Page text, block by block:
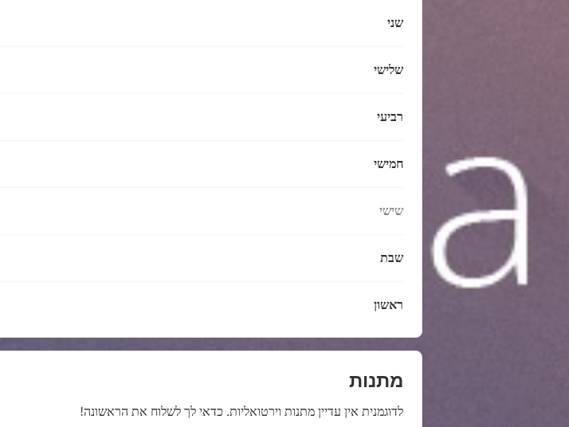
שני
שלישי
רביעי
חמישי
שישי
שבת
ראשון
מתנות
לדוגמנית אין עדיין מתנות וירטואליות. כדאי לך לשלוח את הראשונה!